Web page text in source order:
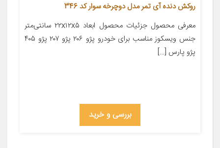
روکش دنده آی تمر مدل دوچرخه سوار کد 346
معرفی محصول جزئیات محصول ابعاد ۲۲x۱۲x۵ سانتی‌متر
جنس ویسکوز مناسب برای خودرو پژو ۲۰۶ پژو ۲۰۷ پژو ۴۰۵
پژو پارس […]
بررسی و خرید